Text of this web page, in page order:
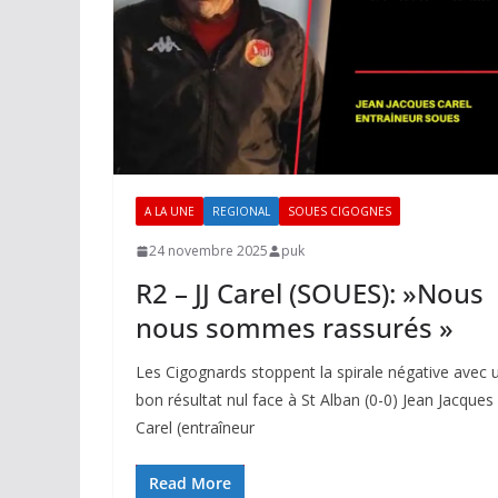
A LA UNE REGIONAL SOUES CIGOGNES
24 novembre 2025 puk
R2 – JJ Carel (SOUES): »Nous
nous sommes rassurés »
Les Cigognards stoppent la spirale négative avec
bon résultat nul face à St Alban (0-0) Jean Jacques
Carel (entraîneur
Read More